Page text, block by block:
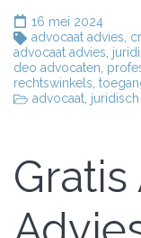
16 mei 2024
advocaat advies
advocaat advies
deo advocaten
rechtswinkels
advocaat juridisch